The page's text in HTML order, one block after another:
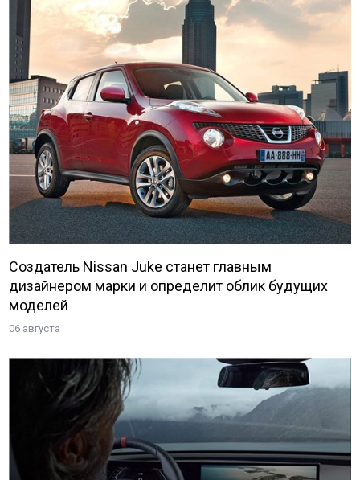
Создатель Nissan Juke станет главным
дизайнером марки и определит облик будущих
моделей
06 августа